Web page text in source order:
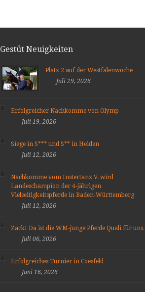
Gestüt Neuigkeiten
Platz 2 auf der Westfalenwoche
Juli 29, 2026
Erfolgreicher Nachkomme von Olymp
Juli 19, 2026
Siege in S*** und S** in Heiden
Juli 12, 2026
Nachkomme vom Instertanz V. wird
Landeschampion der 4-jährigen
Vielseitigkeitspferde in Baden-Württemberg
Juli 12, 2026
Zack! Da ist die WM-junge Pferde Quali für uns.
Juli 06, 2026
Erfolgreiches Turnier in Coesfeld
Juni 16, 2026